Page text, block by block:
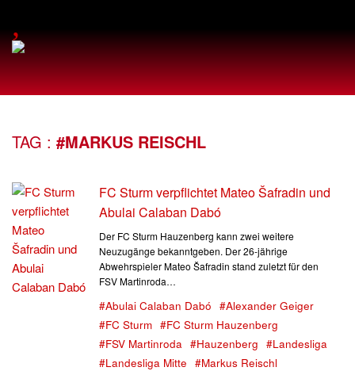
,
TAG : #MARKUS REISCHL
FC Sturm verpflichtet Mateo Šafradin und
Abulai Calaban Dabó
Der FC Sturm Hauzenberg kann zwei weitere
Neuzugänge bekanntgeben. Der 26-jährige
Abwehrspieler Mateo Šafradin stand zuletzt für den
FSV Martinroda…
#Abulai Calaban Dabó #Alexander Geiger
#FC Sturm #FC Sturm Hauzenberg
#FSV Martinroda #Hauzenberg #Landesliga
#Landesliga Mitte #Markus Reischl